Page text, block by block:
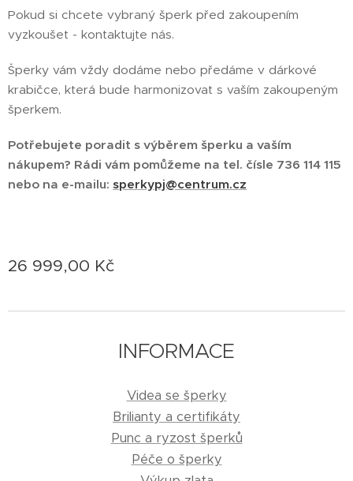
Pokud si chcete vybraný šperk před zakoupením
vyzkoušet - kontaktujte nás.
Šperky vám vždy dodáme nebo předáme v dárkové
krabičce, která bude harmonizovat s vaším zakoupeným
šperkem.
Potřebujete poradit s výběrem šperku a vaším
nákupem? Rádi vám pomůžeme na tel. čísle 736 114 115
nebo na e-mailu: sperkypj@centrum.cz
26 999,00 Kč
INFORMACE
Videa se šperky
Brilianty a certifikáty
Punc a ryzost šperků
Péče o šperky